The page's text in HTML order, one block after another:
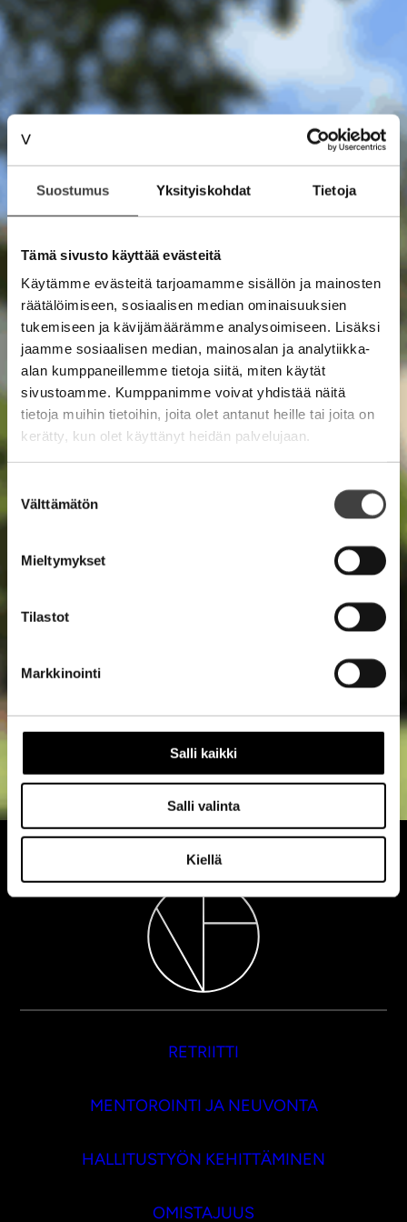
Suostumus Yksityiskohdat Tietoja
Tämä sivusto käyttää evästeitä
Käytämme evästeitä tarjoamamme sisällön ja mainosten
räätälöimiseen, sosiaalisen median ominaisuuksien
tukemiseen ja kävijämäärämme analysoimiseen. Lisäksi
jaamme sosiaalisen median, mainosalan ja analytiikka-
alan kumppaneillemme tietoja siitä, miten käytät
sivustoamme. Kumppanimme voivat yhdistää näitä
tietoja muihin tietoihin, joita olet antanut heille tai joita on
kerätty, kun olet käyttänyt heidän palvelujaan.
valinta
Välttämätön
Mieltymykset
Tilastot
Markkinointi
Salli kaikki
Salli valinta
Kiellä
RETRIITTI
MENTOROINTI JA NEUVONTA
HALLITUSTYÖN KEHITTÄMINEN
OMISTAJUUS